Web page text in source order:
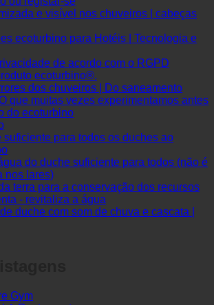
ou registar-se
e visível nos chuveiros | cabeças
ecoturbino para Hotéis | Tecnologia e
de acordo com o RGPD
ecoturbino®.
dos chuveiros | Do saneamento
que muitas vezes experimentamos antes
do ecoturbino
para todos os duches ao
do duche suficiente para todos (não é
nos lares)
terra para a conservação dos recursos
- revitaliza a água
duche com som de chuva e cascata |